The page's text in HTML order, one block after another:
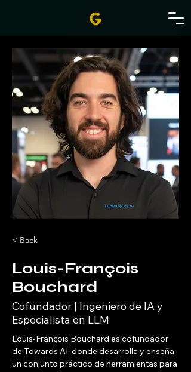
< Back
Louis-François
Bouchard
Cofundador | Ingeniero de IA y
Especialista en LLM
Louis-François Bouchard es cofundador
de Towards AI, donde desarrolla y enseña
un conjunto práctico de herramientas para